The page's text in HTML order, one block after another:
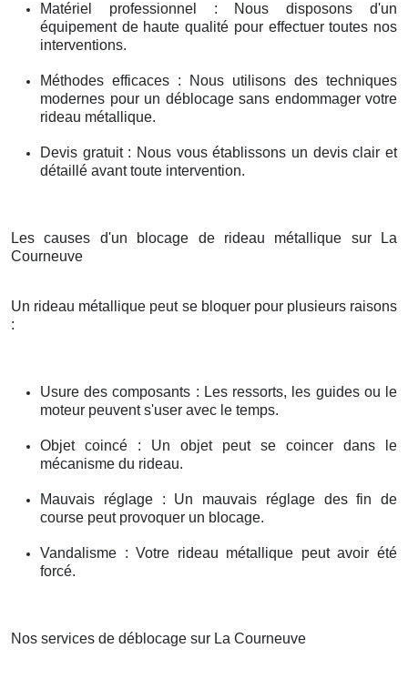
Matériel professionnel : Nous disposons d'un
équipement de haute qualité pour effectuer toutes nos
interventions.
Méthodes efficaces : Nous utilisons des techniques
modernes pour un déblocage sans endommager votre
rideau métallique.
Devis gratuit : Nous vous établissons un devis clair et
détaillé avant toute intervention.
Les causes d'un blocage de rideau métallique sur La
Courneuve
Un rideau métallique peut se bloquer pour plusieurs raisons
:
Usure des composants : Les ressorts, les guides ou le
moteur peuvent s'user avec le temps.
Objet coincé : Un objet peut se coincer dans le
mécanisme du rideau.
Mauvais réglage : Un mauvais réglage des fin de
course peut provoquer un blocage.
Vandalisme : Votre rideau métallique peut avoir été
forcé.
Nos services de déblocage sur La Courneuve